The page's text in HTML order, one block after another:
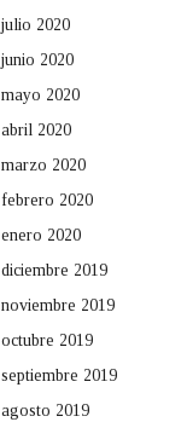
julio 2020
junio 2020
mayo 2020
abril 2020
marzo 2020
febrero 2020
enero 2020
diciembre 2019
noviembre 2019
octubre 2019
septiembre 2019
agosto 2019